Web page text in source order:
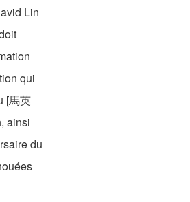
Lin
qui
[馬英
ainsi
du